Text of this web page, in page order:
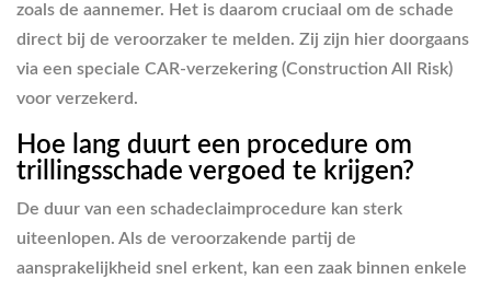
zoals de aannemer. Het is daarom cruciaal om de schade
direct bij de veroorzaker te melden. Zij zijn hier doorgaans
via een speciale CAR-verzekering (Construction All Risk)
voor verzekerd.
Hoe lang duurt een procedure om
trillingsschade vergoed te krijgen?
De duur van een schadeclaimprocedure kan sterk
uiteenlopen. Als de veroorzakende partij de
aansprakelijkheid snel erkent, kan een zaak binnen enkele